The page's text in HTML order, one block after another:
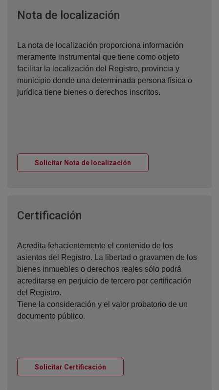
Nota de localización
La nota de localización proporciona información
meramente instrumental que tiene como objeto
facilitar la localización del Registro, provincia y
municipio donde una determinada persona física o
jurídica tiene bienes o derechos inscritos.
Solicitar Nota de localización
Certificación
Acredita fehacientemente el contenido de los
asientos del Registro. La libertad o gravamen de los
bienes inmuebles o derechos reales sólo podrá
acreditarse en perjuicio de tercero por certificación
del Registro.
Tiene la consideración y el valor probatorio de un
documento público.
Solicitar Certificación